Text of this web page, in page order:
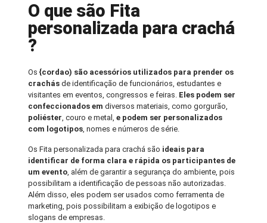
O que são Fita
personalizada para crachá
?
Os {cordao) são acessórios utilizados para prender os
crachás de identificação de funcionários, estudantes e
visitantes em eventos, congressos e feiras. Eles podem ser
confeccionados emdiversos materiais, como gorgurão,
poliéster, couro e metal,e podem ser personalizados
com logotipos, nomes e números de série.
Os Fita personalizada para crachá são ideais para
identificar de forma clara e rápida os participantes de
um evento, além de garantir a segurança do ambiente, pois
possibilitam a identificação de pessoas não autorizadas.
Além disso, eles podem ser usados como ferramenta de
marketing, pois possibilitam a exibição de logotipos e
slogans de empresas.